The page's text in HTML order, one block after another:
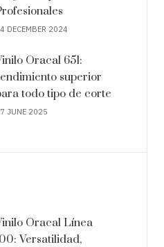
DECEMBER 2024
Oracal 651:
superior
todo tipo de corte
JUNE 2025
Oracal Línea
Versatilidad,